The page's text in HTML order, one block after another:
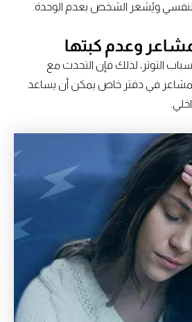
ويُشعر الشخص بعدم الوحدة.
وعدم كبتها
التوتر، لذلك فإن التحدث مع
في دفتر خاص يمكن أن يساعد